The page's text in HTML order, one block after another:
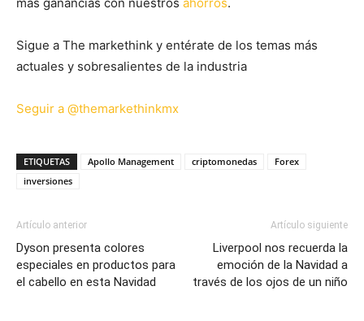
Sigue a The markethink y entérate de los temas más
actuales y sobresalientes de la industria
Seguir a @themarkethinkmx
ETIQUETAS Apollo Management criptomonedas
Forex
inversiones
Artículo anterior
Dyson presenta colores
especiales en productos para
el cabello en esta Navidad
Artículo siguiente
Liverpool nos recuerda la
emoción de la Navidad a
través de los ojos de un niño